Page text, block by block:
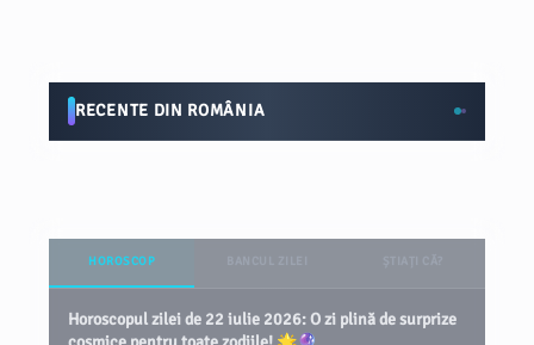
RECENTE DIN ROMÂNIA
HOROSCOP
Horoscopul zilei de 22 iulie 2026: O zi plină de surprize